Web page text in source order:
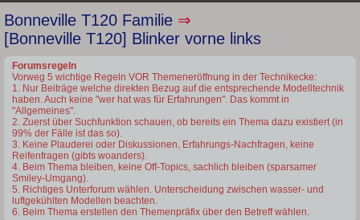
Bonneville T120 Familie ⇒
[Bonneville T120] Blinker vorne links
Forumsregeln
Vorweg 5 wichtige Regeln VOR Themeneröffnung in der Technikecke:
1. Nur Beiträge welche direkten Bezug auf die entsprechende Modelltechnik
haben. Auch keine "wer hat was für Erfahrungen". Das kommt in
"Allgemeines".
2. Zuerst über Suchfunktion schauen, ob bereits ein Thema dazu existiert (in
99% der Fälle ist das so).
3. Keine Plauderei oder Diskussionen, Erfahrungs-Nachfragen, keine
Reifenfragen (gibts woanders).
4. Beim Thema bleiben, keine Off-Topics, sachlich bleiben (sparsamer
Smiley-Umgang).
5. Richtiges Unterforum wählen. Unterscheidung zwischen wasser- und
luftgekühlten Modellen beachten.
6. Beim Thema erstellen den Themenpräfix über den Betreff wählen.